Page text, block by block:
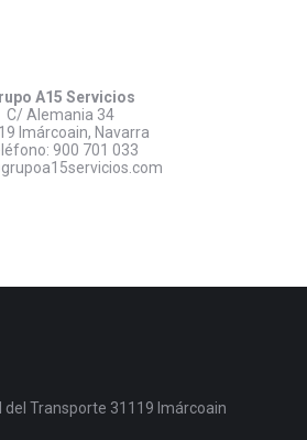
A15 Servicios
C/ Alemania 34
Imárcoain, Navarra
900 701 033
del Transporte 31119 Imárcoain